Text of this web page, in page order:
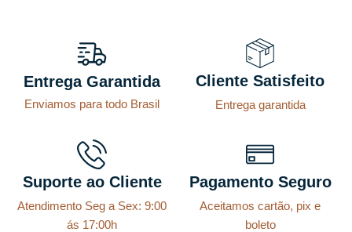
Entrega Garantida
Enviamos para todo Brasil
Cliente Satisfeito
Entrega garantida
Suporte ao Cliente
Atendimento Seg a Sex: 9:00
ás 17:00h
Pagamento Seguro
Aceitamos cartão, pix e
boleto